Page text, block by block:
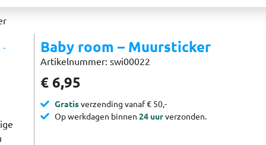
Baby room – Muursticker
Artikelnummer: swi00022
€ 6,95
Gratisverzending vanaf € 50,-
Op werkdagen binnen 24 uurverzonden.